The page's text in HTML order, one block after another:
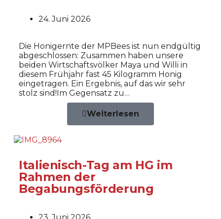
24. Juni 2026
Die Honigernte der MPBees ist nun endgültig
abgeschlossen: Zusammen haben unsere
beiden Wirtschaftsvölker Maya und Willi in
diesem Frühjahr fast 45 Kilogramm Honig
eingetragen. Ein Ergebnis, auf das wir sehr
stolz sind!Im Gegensatz zu…
Weiterlesen
Italienisch-Tag am HG im
Rahmen der
Begabungsförderung